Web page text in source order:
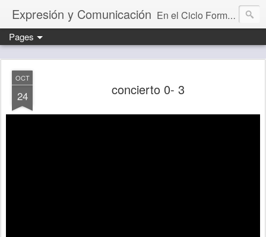
Expresión y Comunicación En el Ciclo Formativo "Educación Infantil" aprendemos a programar y evaluar situaciones de aprendizaje que desarrollan la capacidad comunicativa.
Pages
OCT
24 concierto 0- 3